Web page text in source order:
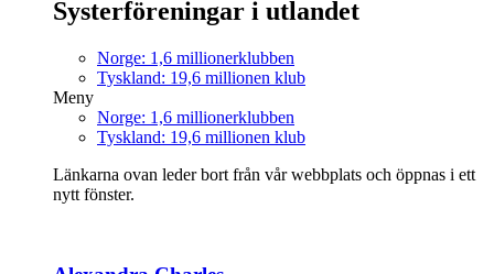
Systerföreningar i utlandet
Norge: 1,6 millionerklubben
Tyskland: 19,6 millionen klub
Meny
Norge: 1,6 millionerklubben
Tyskland: 19,6 millionen klub
Länkarna ovan leder bort från vår webbplats och öppnas i ett
nytt fönster.